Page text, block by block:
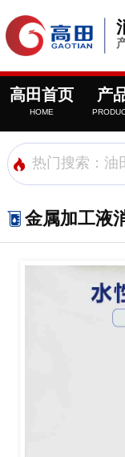
高田首页
HOME
产
金属加工液